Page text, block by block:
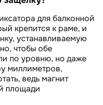
для балконной
крепится к раме, и
устанавливаемую
чтобы обе
по уровню, но даже
миллиметров,
ведь магнит
площади